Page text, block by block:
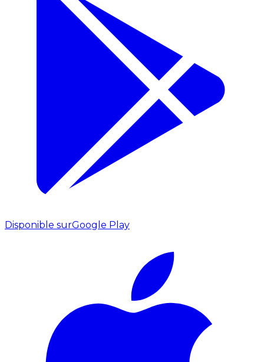
Disponible surGoogle Play